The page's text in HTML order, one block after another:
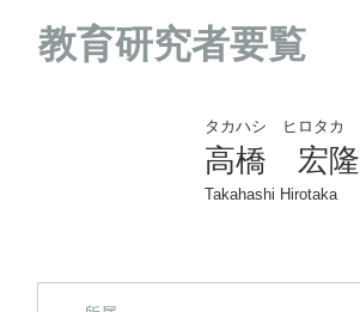
教育研究者要覧
タカハシ ヒロタカ
高橋 宏隆
Takahashi Hirotaka